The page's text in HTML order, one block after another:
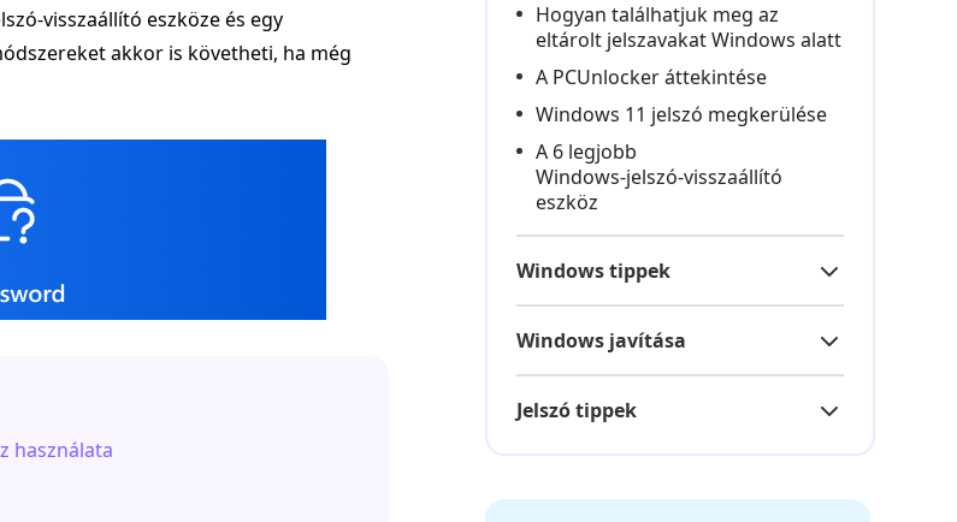
visszaállító eszköze és egy
akkor is követheti, ha még
használata
Hogyan találhatjuk meg az
eltárolt jelszavakat Windows alatt
A PCUnlocker áttekintése
Windows 11 jelszó megkerülése
A 6 legjobb
Windows‑jelszó‑visszaállító
eszköz
Windows tippek
Windows javítása
Jelszó tippek